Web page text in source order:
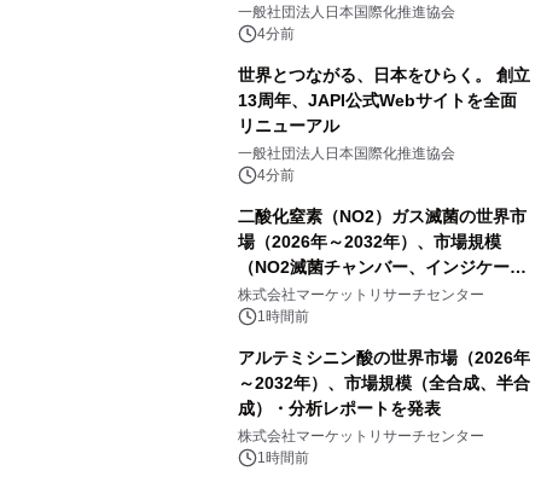
をリリース
一般社団法人日本国際化推進協会
4分前
世界とつながる、日本をひらく。 創立
13周年、JAPI公式Webサイトを全面
リニューアル
一般社団法人日本国際化推進協会
4分前
二酸化窒素（NO2）ガス滅菌の世界市
場（2026年～2032年）、市場規模
（NO2滅菌チャンバー、インジケータ
ーおよびモニタリングシステム、その
他）・分析レポートを発表
株式会社マーケットリサーチセンター
1時間前
アルテミシニン酸の世界市場（2026年
～2032年）、市場規模（全合成、半合
成）・分析レポートを発表
株式会社マーケットリサーチセンター
1時間前